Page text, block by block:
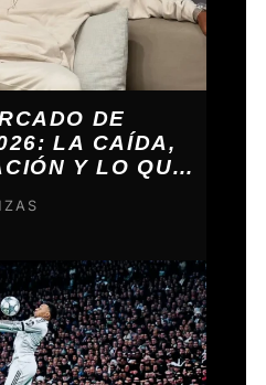
DE
LA CAÍDA,
Y LO QUE